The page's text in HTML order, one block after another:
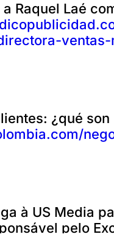
Raquel Laé
¿qué
à US Media
pelo